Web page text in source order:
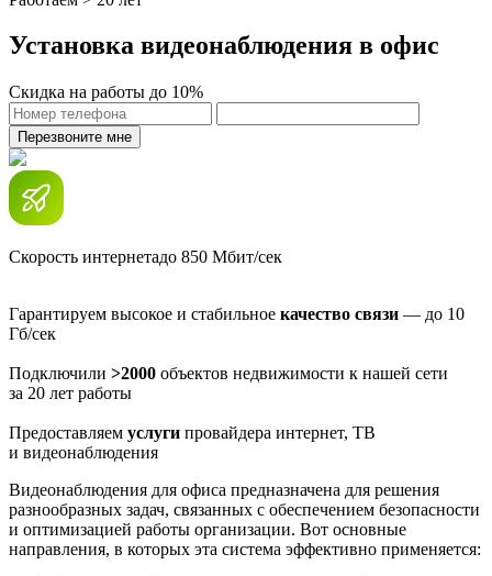
Установка видеонаблюдения в офис
Скидка на работы до 10%
Перезвоните мне
Скорость интернетадо 850 Мбит/сек
Гарантируем высокое и стабильное качество связи — до 10
Гб/сек
Подключили >2000 объектов недвижимости к нашей сети
за 20 лет работы
Предоставляем услуги провайдера интернет, ТВ
и видеонаблюдения
Видеонаблюдения для офиса предназначена для решения
разнообразных задач, связанных с обеспечением безопасности
и оптимизацией работы организации. Вот основные
направления, в которых эта система эффективно применяется: